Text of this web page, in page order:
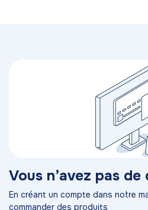
Vous n’avez pas de
En créant un compte dans notre
commander des produits